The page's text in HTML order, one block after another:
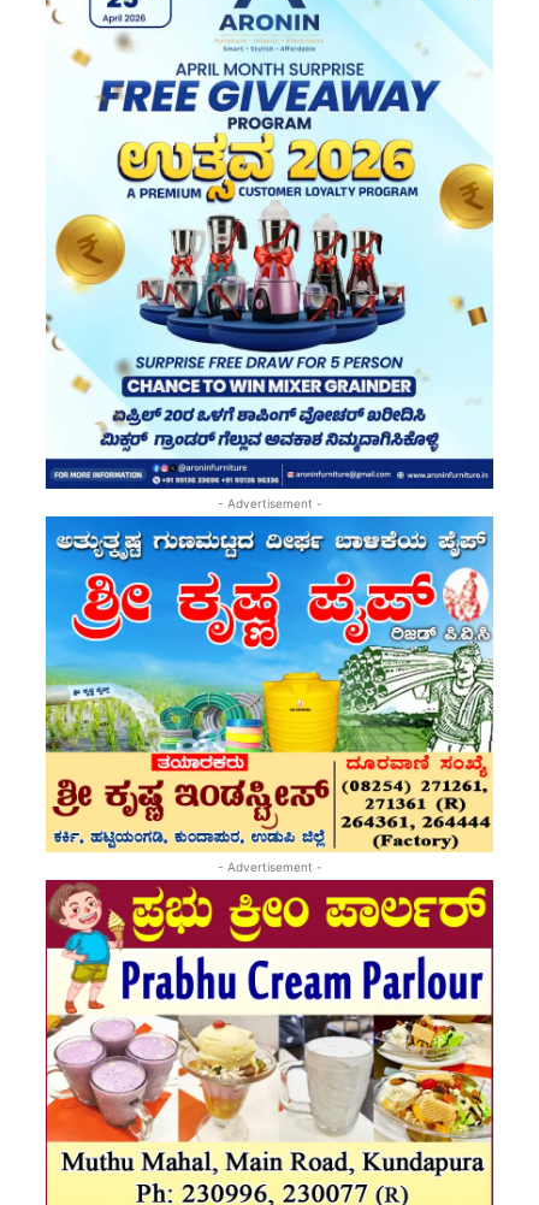
- Advertisement -
- Advertisement -